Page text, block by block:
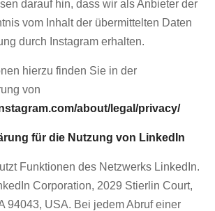
darauf hin, dass wir als Anbieter der
vom Inhalt der übermittelten Daten
durch Instagram erhalten.
hierzu finden Sie in der
von
about/legal/privacy/
für die Nutzung von LinkedIn
Funktionen des Netzwerks LinkedIn.
Corporation, 2029 Stierlin Court,
94043, USA. Bei jedem Abruf einer